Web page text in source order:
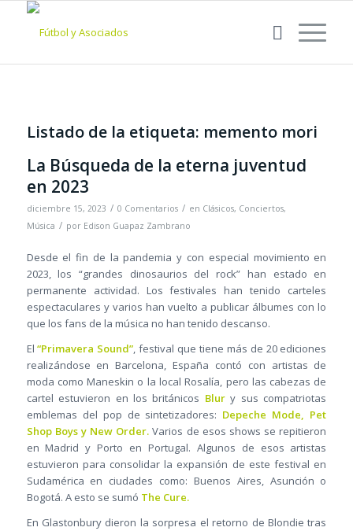
Listado de la etiqueta: memento mori
La Búsqueda de la eterna juventud
en 2023
diciembre 15, 2023 / 0 Comentarios / en Clásicos, Conciertos,
Música / por Edison Guapaz Zambrano
Desde el fin de la pandemia y con especial movimiento en
2023, los “grandes dinosaurios del rock” han estado en
permanente actividad. Los festivales han tenido carteles
espectaculares y varios han vuelto a publicar álbumes con lo
que los fans de la música no han tenido descanso.
El“Primavera Sound”, festival que tiene más de 20 ediciones
realizándose en Barcelona, España contó con artistas de
moda como Maneskin o la local Rosalía, pero las cabezas de
cartel estuvieron en los británicos Blury sus compatriotas
emblemas del pop de sintetizadores: Depeche Mode, Pet
Shop Boys y New Order. Varios de esos shows se repitieron
en Madrid y Porto en Portugal. Algunos de esos artistas
estuvieron para consolidar la expansión de este festival en
Sudamérica en ciudades como: Buenos Aires, Asunción o
Bogotá. A esto se sumó The Cure.
En Glastonbury dieron la sorpresa el retorno de Blondie tras